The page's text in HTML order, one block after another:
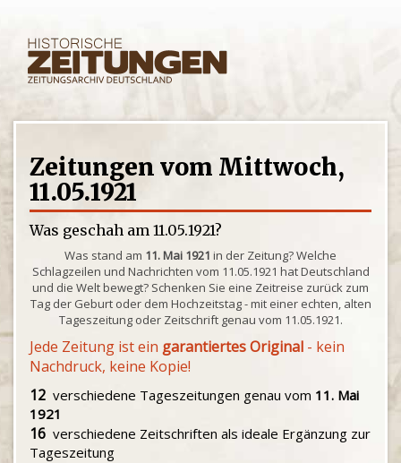
Zeitungen vom Mittwoch,
11.05.1921
Was geschah am 11.05.1921?
Was stand am 11. Mai 1921 in der Zeitung? Welche
Schlagzeilen und Nachrichten vom 11.05.1921 hat Deutschland
und die Welt bewegt? Schenken Sie eine Zeitreise zurück zum
Tag der Geburt oder dem Hochzeitstag - mit einer echten, alten
Tageszeitung oder Zeitschrift genau vom 11.05.1921.
Jede Zeitung ist ein garantiertes Original - kein
Nachdruck, keine Kopie!
12 verschiedene Tageszeitungen genau vom 11. Mai
1921
16 verschiedene Zeitschriften als ideale Ergänzung zur
Tageszeitung